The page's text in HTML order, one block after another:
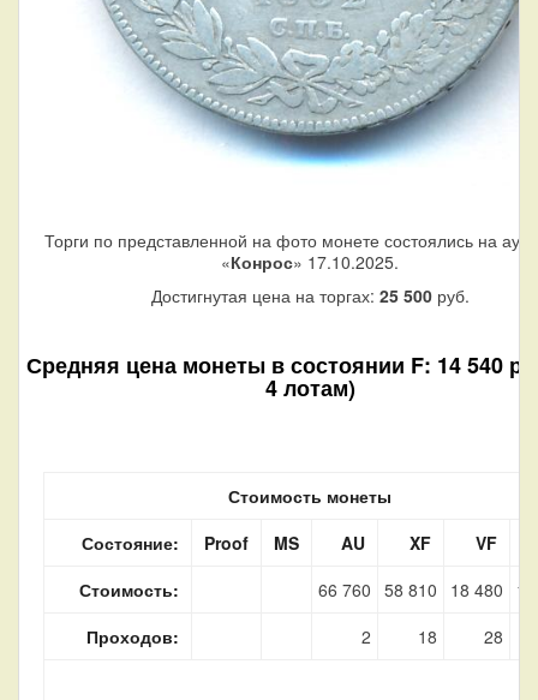
Торги по представленной на фото монете состоялись на
«Конрос» 17.10.2025.
Достигнутая цена на торгах: 25 500руб.
Средняя цена монеты в состоянии F: 14 540
4 лотам)
Стоимость монеты
Состояние:
Proof MS AU XF
VF
Стоимость:
66 760 58 810 18 480
Проходов:
2 18 28